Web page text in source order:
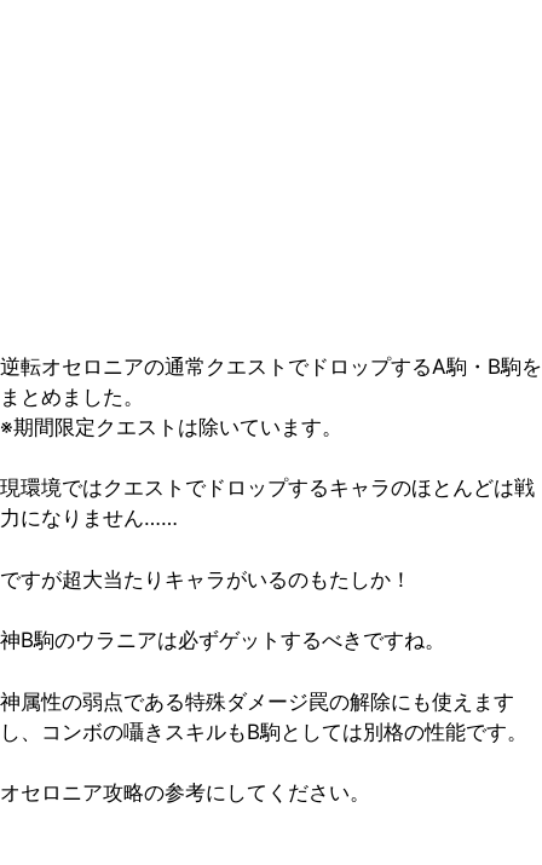
逆転オセロニアの通常クエストでドロップするA駒・B駒を
まとめました。
※期間限定クエストは除いています。
現環境ではクエストでドロップするキャラのほとんどは戦
力になりません……
ですが超大当たりキャラがいるのもたしか！
神B駒のウラニアは必ずゲットするべきですね。
神属性の弱点である特殊ダメージ罠の解除にも使えます
し、コンボの囁きスキルもB駒としては別格の性能です。
オセロニア攻略の参考にしてください。